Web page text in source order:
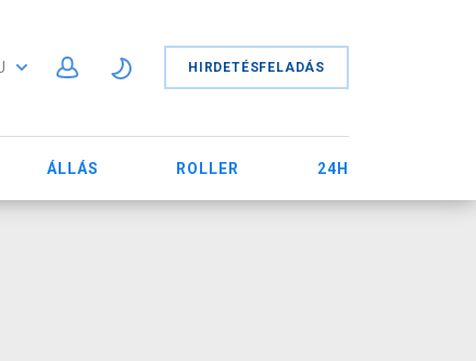
HIRDETÉSFELADÁS
ÁLLÁS ROLLER 24H